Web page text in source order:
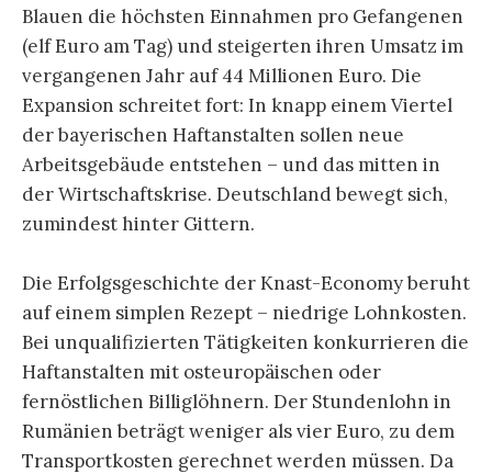
Blauen die höchsten Einnahmen pro Gefangenen
(elf Euro am Tag) und steigerten ihren Umsatz im
vergangenen Jahr auf 44 Millionen Euro. Die
Expansion schreitet fort: In knapp einem Viertel
der bayerischen Haftanstalten sollen neue
Arbeitsgebäude entstehen – und das mitten in
der Wirtschaftskrise. Deutschland bewegt sich,
zumindest hinter Gittern.
Die Erfolgsgeschichte der Knast-Economy beruht
auf einem simplen Rezept – niedrige Lohnkosten.
Bei unqualifizierten Tätigkeiten konkurrieren die
Haftanstalten mit osteuropäischen oder
fernöstlichen Billiglöhnern. Der Stundenlohn in
Rumänien beträgt weniger als vier Euro, zu dem
Transportkosten gerechnet werden müssen. Da